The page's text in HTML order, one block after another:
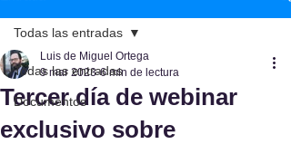
Todas las entradas
Documentos
Todas las entradas
Tercer día de webinar
exclusivo sobre
Luis de Miguel Ortega
9 mar 2023 6 min de lectura